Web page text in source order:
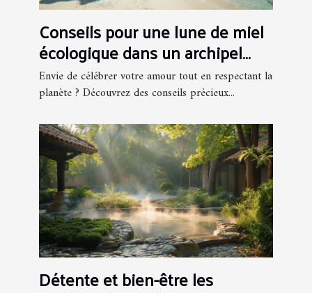
Conseils pour une lune de miel
écologique dans un archipel
grec
Envie de célébrer votre amour tout en respectant la
planète ? Découvrez des conseils précieux...
Détente et bien-être les